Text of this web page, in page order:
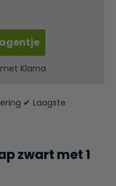
met Klarna
✔ Laagste
zwart met 1